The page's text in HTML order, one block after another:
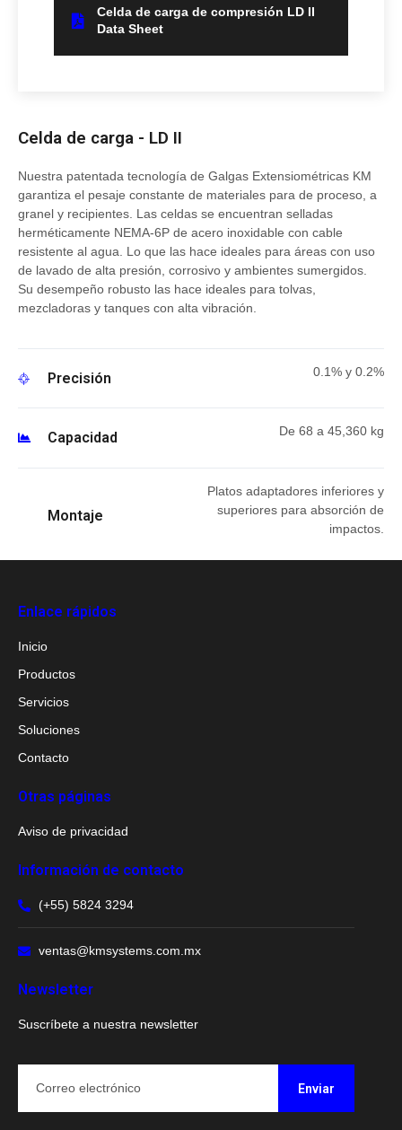
Celda de carga de compresión LD II
Data Sheet
Celda de carga - LD II
Nuestra patentada tecnología de Galgas Extensiométricas KM
garantiza el pesaje constante de materiales para de proceso, a
granel y recipientes. Las celdas se encuentran selladas
herméticamente NEMA-6P de acero inoxidable con cable
resistente al agua. Lo que las hace ideales para áreas con uso
de lavado de alta presión, corrosivo y ambientes sumergidos.
Su desempeño robusto las hace ideales para tolvas,
mezcladoras y tanques con alta vibración.
Precisión 0.1% y 0.2%
Capacidad De 68 a 45,360 kg
Montaje
Platos adaptadores inferiores y
superiores para absorción de
impactos.
Enlace rápidos
Inicio
Productos
Servicios
Soluciones
Contacto
Otras páginas
Aviso de privacidad
Información de contacto
(+55) 5824 3294
ventas@kmsystems.com.mx
Newsletter
Suscríbete a nuestra newsletter
Enviar